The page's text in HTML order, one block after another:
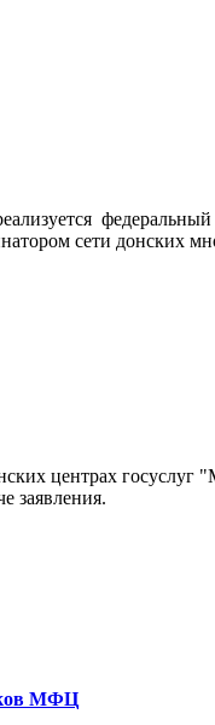
сети донских
центрах
заявления.
МФЦ